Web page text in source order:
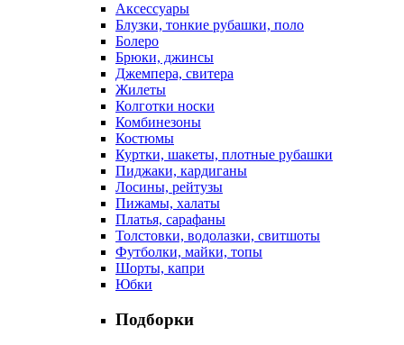
Аксессуары
Блузки, тонкие рубашки, поло
Болеро
Брюки, джинсы
Джемпера, свитера
Жилеты
Колготки носки
Комбинезоны
Костюмы
Куртки, шакеты, плотные рубашки
Пиджаки, кардиганы
Лосины, рейтузы
Пижамы, халаты
Платья, сарафаны
Толстовки, водолазки, свитшоты
Футболки, майки, топы
Шорты, капри
Юбки
Подборки